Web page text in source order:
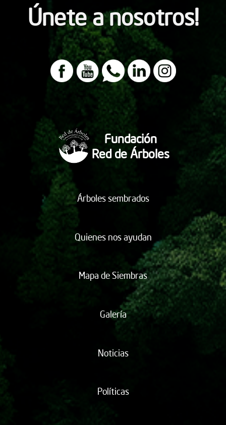
Únete a nosotros!
Fundación
Red de Árboles
Árboles sembrados
Quienes nos ayudan
Mapa de Siembras
Galería
Noticias
Políticas